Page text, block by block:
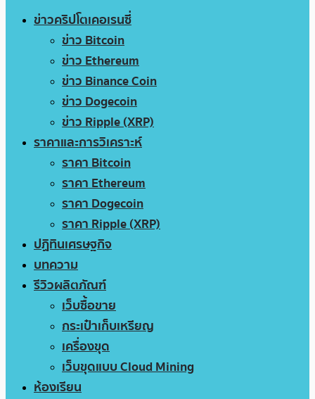
ข่าวคริปโตเคอเรนซี่
ข่าว Bitcoin
ข่าว Ethereum
ข่าว Binance Coin
ข่าว Dogecoin
ข่าว Ripple (XRP)
ราคาและการวิเคราะห์
ราคา Bitcoin
ราคา Ethereum
ราคา Dogecoin
ราคา Ripple (XRP)
ปฏิทินเศรษฐกิจ
บทความ
รีวิวผลิตภัณฑ์
เว็บซื้อขาย
กระเป๋าเก็บเหรียญ
เครื่องขุด
เว็บขุดแบบ Cloud Mining
ห้องเรียน